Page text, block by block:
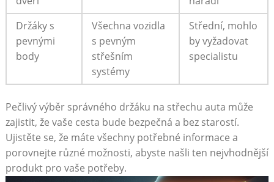
Držáky s ​
pevnými
body
Všechna vozidla
s pevným
střešním
systémy
Střední,⁢ mohlo
​by vyžadovat
specialistu
Pečlivý výběr správného držáku na střechu⁣ auta může
zajistit, že vaše cesta bude bezpečná a bez starostí.
‌Ujistěte se, že‍ máte všechny⁤ potřebné informace a
porovnejte ⁤různé možnosti, abyste našli ten nejvhodnější
⁤produkt pro ⁢vaše potřeby.